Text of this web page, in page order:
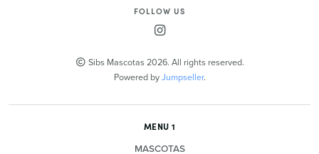
FOLLOW US
Sibs Mascotas 2026. All rights reserved.
Powered byJumpseller.
MENU 1
MASCOTAS